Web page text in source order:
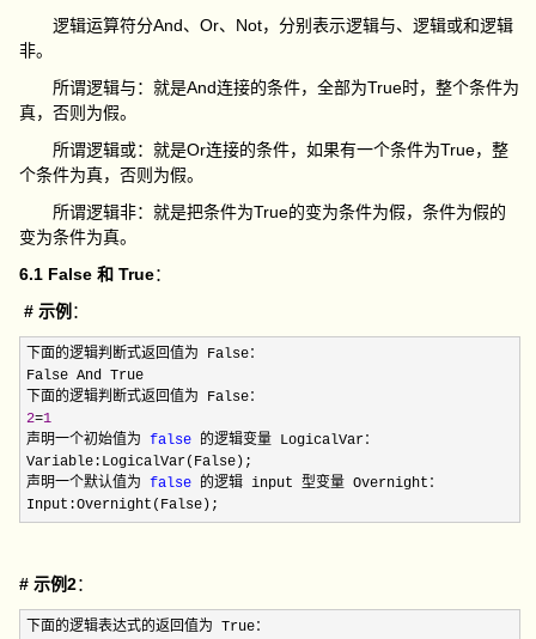
逻辑运算符分And、Or、Not，分别表示逻辑与、逻辑或和逻辑
非。
所谓逻辑与：就是And连接的条件，全部为True时，整个条件为
真，否则为假。
所谓逻辑或：就是Or连接的条件，如果有一个条件为True，整
个条件为真，否则为假。
所谓逻辑非：就是把条件为True的变为条件为假，条件为假的
变为条件为真。
6.1 False 和 True：
# 示例 ：
下面的逻辑判断式返回值为 False：
False And True
2=1
声明一个初始值为 false 的逻辑变量 LogicalVar：
Variable:LogicalVar(False);
声明一个默认值为 false 的逻辑 input 型变量 Overnight：
Input:Overnight(False);
# 示例2：
下面的逻辑表达式的返回值为 True：